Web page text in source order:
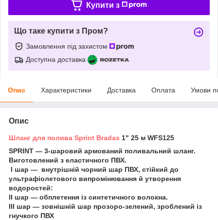
Купити з
Що таке купити з Пром?
Замовлення під захистом
Доступна доставка
Опис Характеристики Доставка Оплата Умови
Опис
Шланг для полива Sprint Bradas 1" 25 м WFS125
SPRINT — 3-шаровий армований поливальний шланг.
Виготовлений з еластичного ПВХ.
I шар — внутрішній чорний шар ПВХ, стійкий до
ультрафіолетового випромінювання й утворення
водоростей:
II шар — обплетення із синтетичного волокна.
III шар — зовнішній шар прозоро-зелений, зроблений із
гнучкого ПВХ